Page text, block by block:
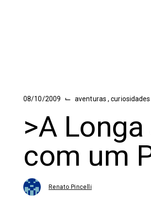
ferramentas
08/10/2009 ⌙ aventuras ,curiosidades
>A
com um
Renato Pincelli